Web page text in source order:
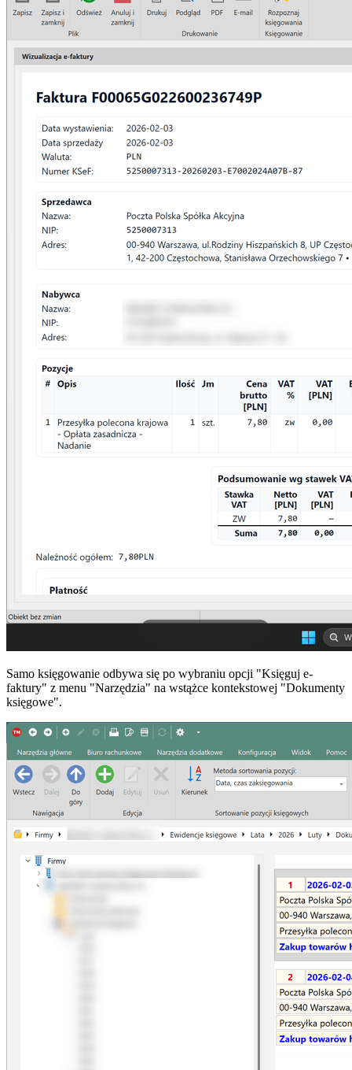
Samo księgowanie odbywa się po wybraniu opcji "Księguj e-
faktury" z menu "Narzędzia" na wstążce kontekstowej "Dokumenty
księgowe".